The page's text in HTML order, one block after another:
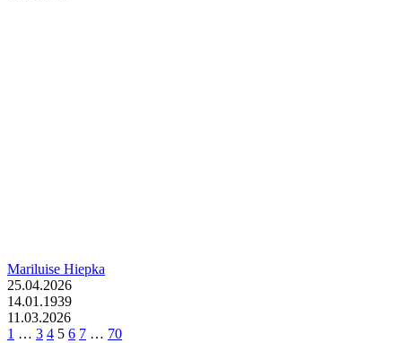
Mariluise Hiepka
25.04.2026
14.01.1939
11.03.2026
1 … 3 4 5 6 7 … 70